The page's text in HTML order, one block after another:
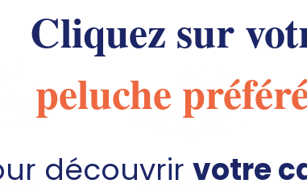
Lucien
Ma peluche Chien Hector
Cliquez sur
peluche
découvrir votre